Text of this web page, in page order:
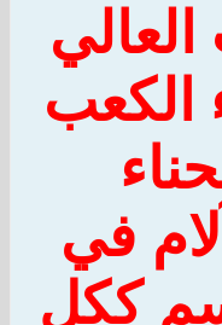
العالي
الكعب
في
ككل